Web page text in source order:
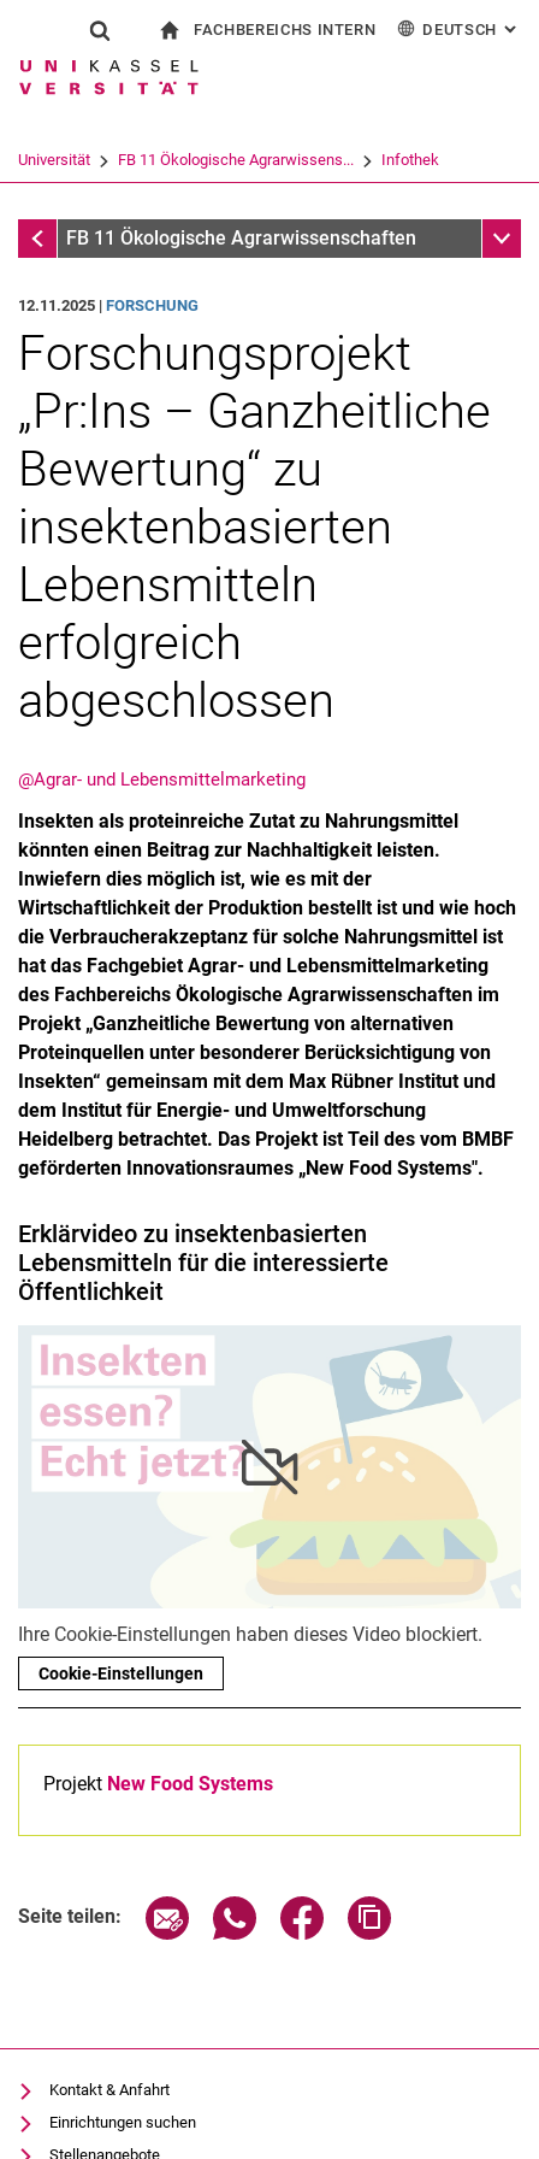
Springe direkt zu: Inhalt
Springe direkt zu: Suche
Springe direkt zu:
Suchformular
Suchbegriff
Suchen (öffnet externen Link in einem
FACHBEREICHS INTERN DEUTSCH :
Universität FB 11 Ökologische Agrarwissens... Infothek
InfothekFB 11 Ökologische Agrarwissenschaften
Medienbeiträge
Jahresberichte
Absolvent:innen-Jahrgänge
Abgeschlossene Promotionen
Geschichte des Fachbereich Ökologische Agrarwissenschaften
Witzenhausen und der Kolonialismus
12.11.2025 | FORSCHUNG
Forschungsprojekt
„Pr:Ins – Ganzheitliche
Bewertung“ zu
insektenbasierten
Lebensmitteln
erfolgreich
abgeschlossen
@Agrar- und Lebensmittelmarketing
Insekten als proteinreiche Zutat zu Nahrungsmittel
könnten einen Beitrag zur Nachhaltigkeit leisten.
Inwiefern dies möglich ist, wie es mit der
Wirtschaftlichkeit der Produktion bestellt ist und wie hoch
die Verbraucherakzeptanz für solche Nahrungsmittel ist
hat das Fachgebiet Agrar- und Lebensmittelmarketing
des Fachbereichs Ökologische Agrarwissenschaften im
Projekt „Ganzheitliche Bewertung von alternativen
Proteinquellen unter besonderer Berücksichtigung von
Insekten“ gemeinsam mit dem Max Rübner Institut und
dem Institut für Energie- und Umweltforschung
Heidelberg betrachtet. Das Projekt ist Teil des vom BMBF
geförderten Innovationsraumes „New Food Systems".
Erklärvideo zu insektenbasierten
Lebensmitteln für die interessierte
Öffentlichkeit
Ihre Cookie-Einstellungen haben dieses Video blockiert.
Cookie-Einstellungen
Projekt New Food Systems
Seite teilen: Seite über E-Mail teilen
Seite über WhatsApp teilen
Seite über Facebook
Kontakt & Anfahrt
Einrichtungen suchen
Stellenangebote